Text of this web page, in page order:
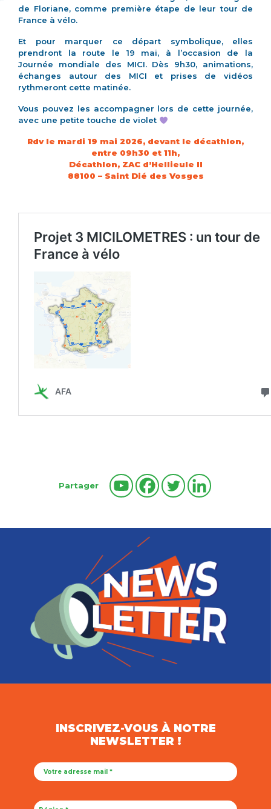
de Floriane, comme première étape de leur tour de
France à vélo.
Et pour marquer ce départ symbolique, elles
prendront la route le 19 mai, à l’occasion de la
Journée mondiale des MICI. Dès 9h30, animations,
échanges autour des MICI et prises de vidéos
rythmeront cette matinée.
Vous pouvez les accompagner lors de cette journée,
avec une petite touche de violet
Rdv le mardi 19 mai 2026, devant le décathlon,
entre 09h30 et 11h,
Décathlon, ZAC d’Hellieule II
88100 – Saint Dié des Vosges
Partager
INSCRIVEZ-VOUS À NOTRE
NEWSLETTER !